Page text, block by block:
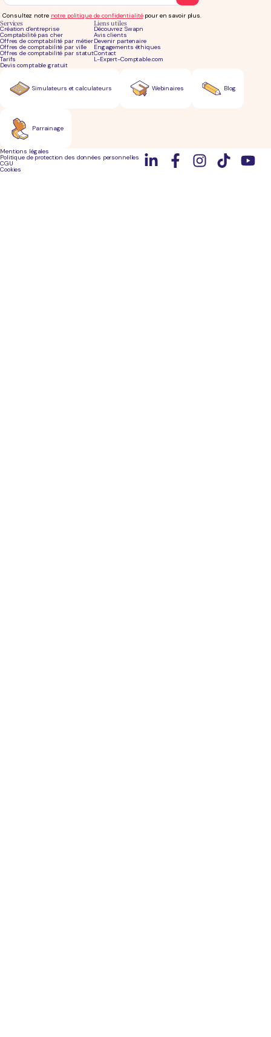
Services
Création d'entreprise
Comptabilité pas cher
Offres de comptabilité par métier
Offres de comptabilité par ville
Offres de comptabilité par statut
Tarifs
Devis comptable gratuit
Liens utiles
Découvrez Swapn
Avis clients
Devenir partenaire
Engagements éthiques
Contact
L-Expert-Comptable.com
Consultez notre notre politique de confidentialitépour en savoir plus.
Simulateurs et calculateurs Blog
Parrainage
Webinaires
Mentions légales
Politique de protection des données personnelles
CGU
Cookies